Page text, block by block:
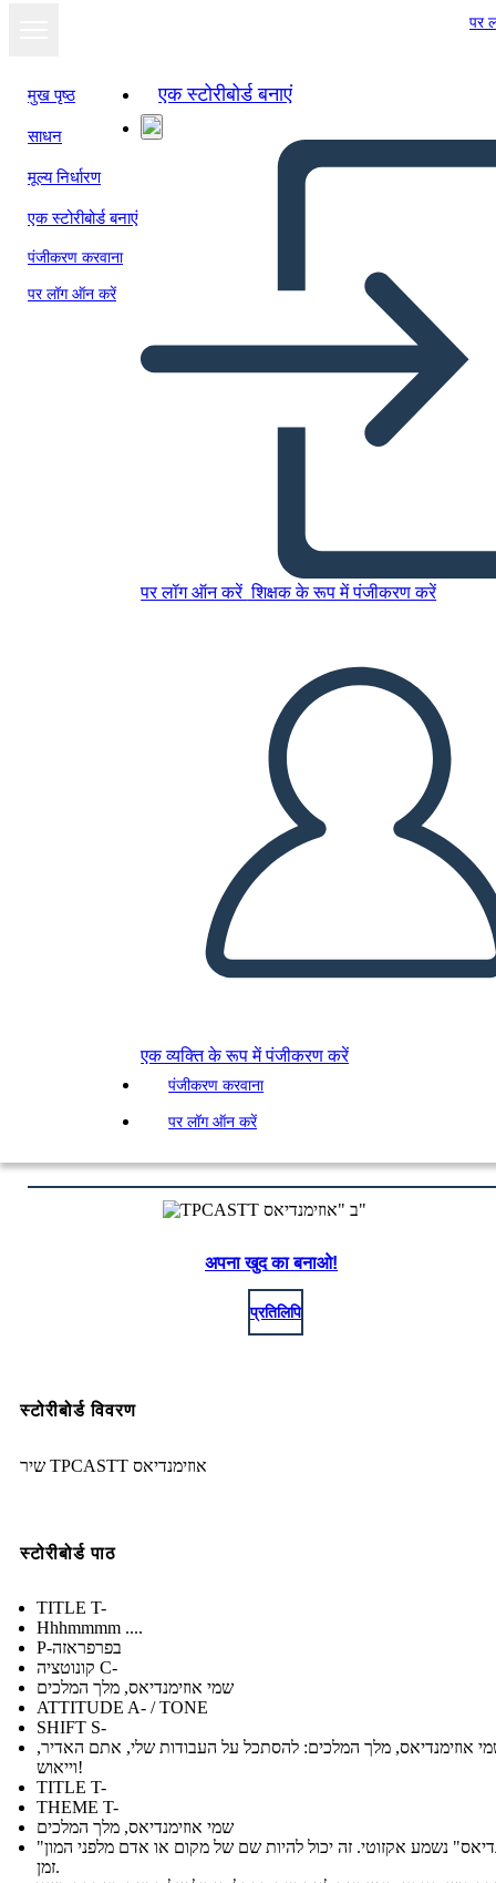
पर
मुख पृष्ठ
साधन
मूल्य निर्धारण
एक स्टोरीबोर्ड बनाएं
पंजीकरण करवाना
पर लॉग ऑन करें
एक स्टोरीबोर्ड बनाएं
पर लॉग ऑन करें शिक्षक के रूप में पंजीकरण करें
एक व्यक्ति के रूप में पंजीकरण करें
पंजीकरण करवाना
पर लॉग ऑन करें
इस स्टोरीबोर्ड को कॉपी करें
स्टोरीबोर्ड बनाएं
मुझे पढ़कर सुनाओ
अपना खुद का बनाओ!
प्रतिलिपि
स्टोरीबोर्ड विवरण
שיר TPCASTT אוזימנדיאס
स्टोरीबोर्ड पाठ
TITLE T-
Hhhmmmm ....
P-בפרפראזה
קונוטציה C-
שמי אוזימנדיאס, מלך המלכים
ATTITUDE A- / TONE
SHIFT S-
אוזימנדיאס, מלך המלכים: להסתכל על העבודות שלי, אתם האדיר,
וייאוש!
TITLE T-
THEME T-
שמי אוזימנדיאס, מלך המלכים
"אוזימנדיאס" נשמע אקזוטי. זה יכול להיות שם של מקום או אדם מלפני המון
זמן.